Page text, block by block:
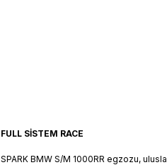
FULL SİSTEM RACE
SPARK BMW S/M 1000RR egzozu,